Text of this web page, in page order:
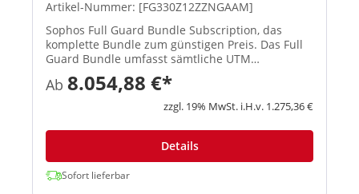
Artikel-Nummer: [FG330Z12ZZNGAAM]
Sophos Full Guard Bundle Subscription, das
komplette Bundle zum günstigen Preis. Das Full
Guard Bundle umfasst sämtliche UTM
Subscriptions (E-Mail Protection, Network
Protection, Web Protection, Webserver Protection
und Wireless Protection) und gibt ...
Ab 8.054,88 €*
zzgl. 19% MwSt. i.H.v. 1.275,36 €
Details
Sofort lieferbar